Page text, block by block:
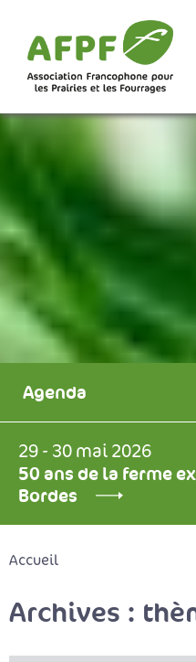
Agenda
29 - 30 mai 2026
50 ans de la ferme
Bordes
Accueil
Archives :